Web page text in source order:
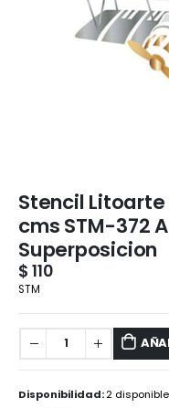
Stencil Litoarte
cms STM-372
Superposicion
$ 110
STM
Disponibilidad:2